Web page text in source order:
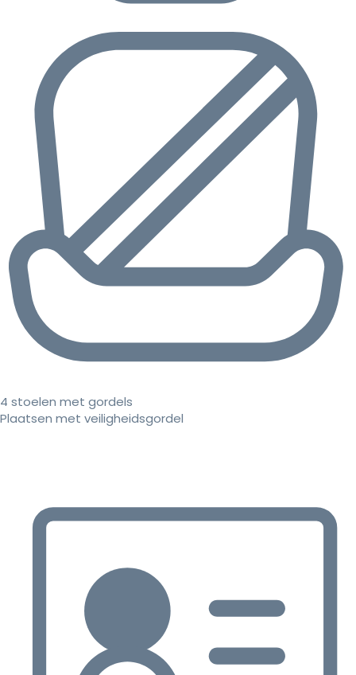
4 stoelen met gordels
Plaatsen met veiligheidsgordel